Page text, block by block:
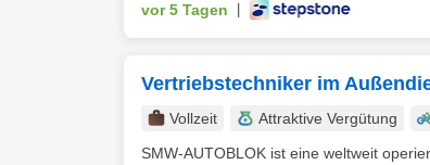
vor 5 Tagen
Vertriebstechniker im
Vollzeit Attraktive Vergütung
SMW-AUTOBLOK ist eine weltweit